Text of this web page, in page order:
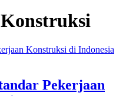
Pekerjaan